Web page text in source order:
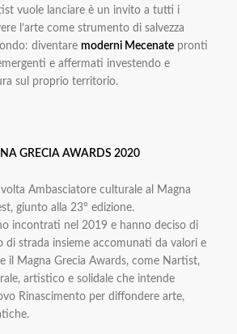
vuole lanciare è un invito a tutti i
l’arte come strumento di salvezza
diventare moderni Mecenatepronti
e affermati investendo e
sul proprio territorio.
GRECIA AWARDS 2020
Ambasciatore culturale al Magna
giunto alla 23° edizione.
incontrati nel 2019 e hanno deciso di
di strada insieme accomunati da valori e
il Magna Grecia Awards, come Nartist,
artistico e solidale che intende
Rinascimento per diffondere arte,